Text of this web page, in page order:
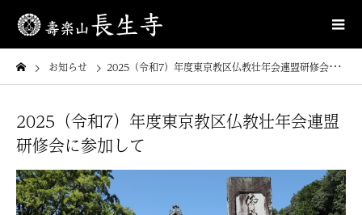
お知らせ 2025（令和7）年度東京教区仏教壮年会連盟研修会に参加して
2025（令和7）年度東京教区仏教壮年会連盟
研修会に参加して